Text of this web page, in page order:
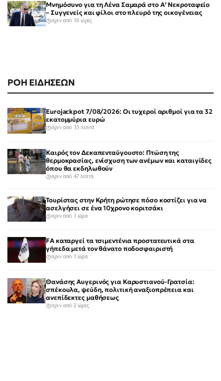
ΡΟΗ ΕΙΔΗΣΕΩΝ
Eurojackpot 7/08/2026: Οι τυχεροί αριθμοί για τα 32
εκατομμύρια ευρώ
πριν από 35 λεπτά
Καιρός τον Δεκαπενταύγουστο: Πτώση της
θερμοκρασίας, ενίσχυση των ανέμων και καταιγίδες
όπου θα εκδηλωθούν
πριν από 47 λεπτά
Τουρίστας στην Κρήτη ρώτησε πόσο κοστίζει για να
ασελγήσει σε ένα 10χρονο κοριτσάκι
πριν από 1 ώρα
FA καταργεί τα τσιμεντένια προστατευτικά στα
γήπεδα μετά τον θάνατο ποδοσφαιριστή
πριν από 1 ώρα
Θανάσης Αυγερινός για Καρυστιανού-Γρατσία:
σπέκουλα, ψεύδη, πολιτική αναξιοπρέπεια και
ανεπίδεκτες μαθήσεως
πριν από 2 ώρες
Μνημόσυνο για τη Λένα Σαμαρά στο Α’ Νεκροταφείο
– Συγγενείς και φίλοι στο πλευρό της οικογένειας
πριν από 10 ώρες